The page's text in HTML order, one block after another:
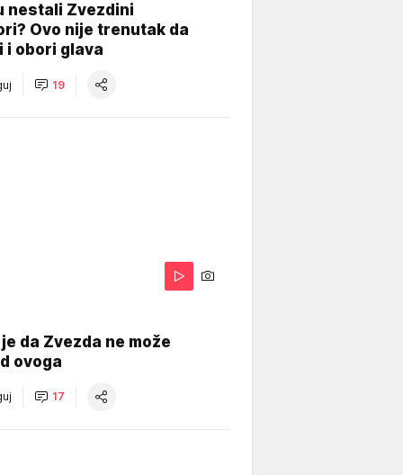
nestali Zvezdini
Ovo nije trenutak da
i obori glava
19
da Zvezda ne može
ovoga
17